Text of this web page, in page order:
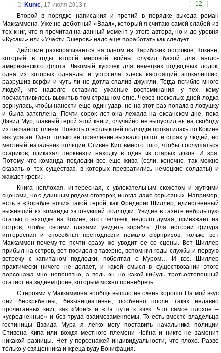
[ 12 ]
Kuntc, 17 июля 2013 г.
Второй в порядке написания и третий в порядке выхода роман
Маккаммона. Уже не дебютный «Ваал», который я считаю самой слабой из
тех книг, что я прочитал на данный момент у этого автора, но и до уровня
«Кусаки» или «Участи Эшеров» надо еще поработать как следует.
Действие разворачивается на одном из Карибских островов, Кокине,
который в годы второй мировой войны служил базой для англо-
американского флота. Лакомый кусочек для немецких подводных лодок,
одна из которых однажды и устроила здесь настоящий апокалипсис,
разрушив верфи и чуть ли не дотла спалив джунгли. Тогда погибло много
людей, что надолго оставило ужасные воспоминания у тех, кому
посчастливилось выжить в том страшном огне. Через несколько дней лодка
вернулась, чтобы нанести еще один удар, но на этот раз попала в ловушку
и была затоплена. Почти сорок лет она лежала на океанском дне, пока
Дэвид Мур, главный герой этой книги, случайно не выпустил ее на свободу
из песчаного плена. Новость о всплывшей подлодке прокатилась по Кокине
как ураган. Одно только ее появление вызвало ропот и страх у людей, но
местный начальник полиции Стивен Кип вместо того, чтобы послушаться
стариков, приказал перевезти находку в один из старых доков. И зря.
Потому что команда подлодки все еще жива (если, конечно, так можно
сказать о тех существах, в которых превратились немецкие солдаты) и
жаждет крови.
Книга неплохая, интересная, с увлекательным сюжетом и жуткими
сценами, но с длинным рядом оговорок, иногда даже серьезных. Например,
есть в «Корабле ночи» такой герой, как Фредерик Шиллер, единственный
выживший из команды затонувшей подлодки. Увидев в газете небольшую
статью о находке на Кокине, этот человек, недолго думая, приезжает на
остров, чтобы своими глазами увидеть корабль. Для истории фигура
интересная и способная преподнести немало сюрпризов, только вот
Маккаммон почему-то почти сразу же уводит ее со сцены. Вот Шиллер
прибыл на остров, вот посидел в таверне, вспомнил годы службы и первую
встречу с капитаном подлодки, поболтал с Муром… И все. Шиллер
практически ничего не делает, и какой смысл в существовании этого
персонажа мне непонятно, а ведь он не какой-нибудь третьестепенный
статист на заднем фоне, которым можно пренебречь.
С героями у Маккаммона вообще вышло не очень хорошо. На мой вкус
они бесхребетны, безынициативны, особенно после таких недавно
прочитанных книг, как «Мое!» и «На пути к югу». Что самое плохое –
«усредненные» и без труда взаимозаменяемы. То есть вместо владельца
гостиницы Дэвида Мура я легко могу поставить начальника полиции
Стивена Кипа или вождя местного племени Чейна и никто не заменит
никакой разницы. Нет у персонажей индивидуальности, что плохо. Разве
только у священника и жреца вуду Бонифация.